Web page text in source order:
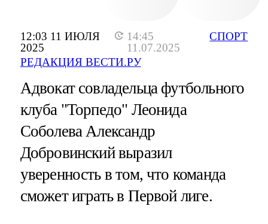
12:03 11 ИЮЛЯ
2025
14:45
11.07.2025
РЕДАКЦИЯ ВЕСТИ.РУ
СПОРТ
Адвокат совладельца футбольного
клуба "Торпедо" Леонида
Соболева Александр
Добровинский выразил
уверенность в том, что команда
сможет играть в Первой лиге.